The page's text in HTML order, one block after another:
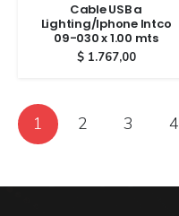
Cable USB a
Lighting/Iphone Intco
09-030 x 1.00 mts
$1.767,00
1 2 3 4